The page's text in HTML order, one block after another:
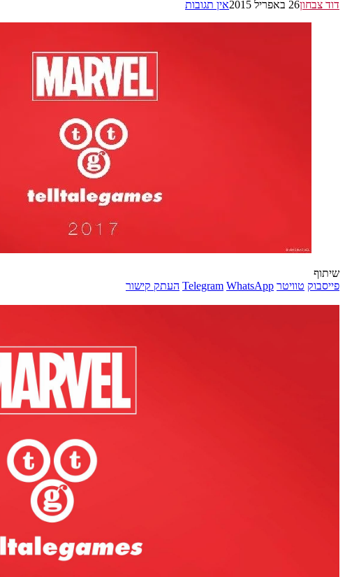
דוד צבחון26 באפריל 2015 אין תגובות
שיתוף
פייסבוק טוויטר Telegram WhatsApp העתק קישור